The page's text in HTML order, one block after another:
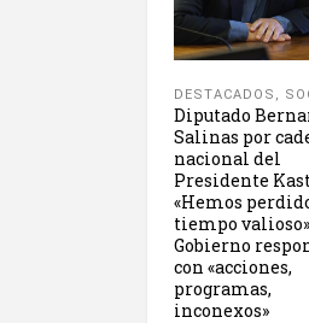
DESTACADOS ,
Diputado
Salinas por
nacional del
Presidente
«Hemos
tiempo
Gobierno
con «acciones,
programas,
inconexos»